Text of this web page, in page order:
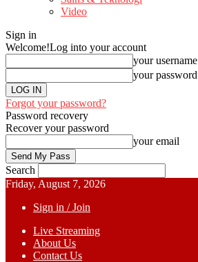
Video
Sign in
Welcome!Log into your account
your username
your password
Forgot your password?
Password recovery
Recover your password
your email
Search
Friday, August 7, 2026
Sign in / Join
Live Streaming
About Us
Contact Us